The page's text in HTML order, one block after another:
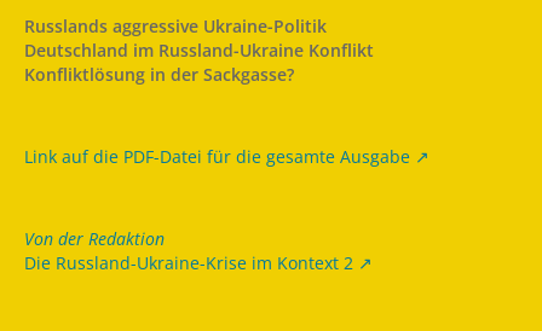
Russlands aggressive Ukraine-Politik
Deutschland im Russland-Ukraine Konflikt
Konfliktlösung in der Sackgasse?
Link auf die PDF-Datei für die gesamte Ausgabe
Von der Redaktion
Die Russland-Ukraine-Krise im Kontext 2